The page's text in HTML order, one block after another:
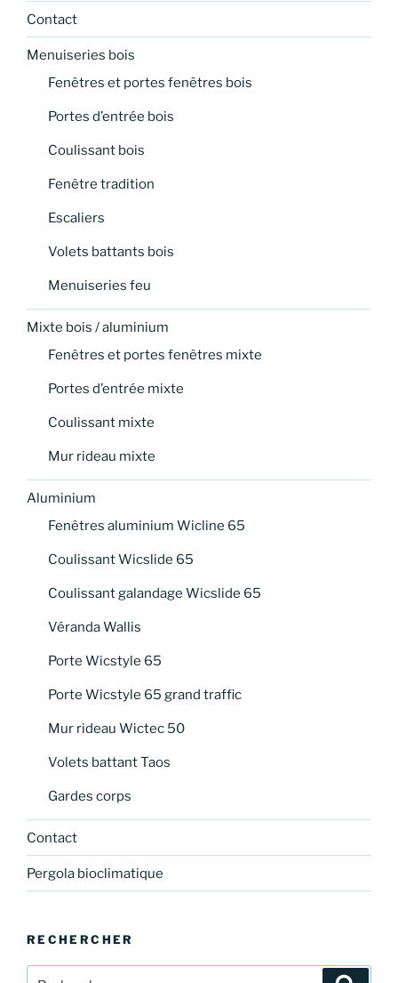
Contact
Menuiseries bois
Fenêtres et portes fenêtres bois
Portes d’entrée bois
Coulissant bois
Fenêtre tradition
Escaliers
Volets battants bois
Menuiseries feu
Mixte bois / aluminium
Fenêtres et portes fenêtres mixte
Portes d’entrée mixte
Coulissant mixte
Mur rideau mixte
Aluminium
Fenêtres aluminium Wicline 65
Coulissant Wicslide 65
Coulissant galandage Wicslide 65
Véranda Wallis
Porte Wicstyle 65
Porte Wicstyle 65 grand traffic
Mur rideau Wictec 50
Volets battant Taos
Gardes corps
Contact
Pergola bioclimatique
RECHERCHER